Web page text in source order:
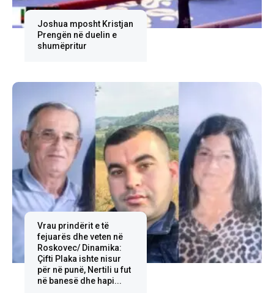
Joshua mposht Kristjan
Prengën në duelin e
shumëpritur
Vrau prindërit e të
fejuarës dhe veten në
Roskovec/ Dinamika:
Çifti Plaka ishte nisur
për në punë, Nertili u fut
në banesë dhe hapi...